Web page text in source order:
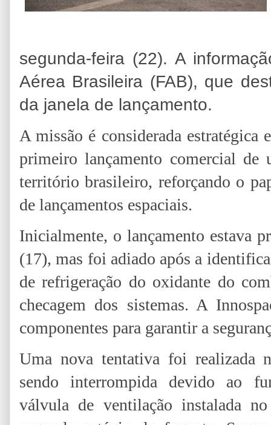
segunda-feira (22). A
Aérea Brasileira (FAB), que
da janela de lançamento.
A missão é considerada
primeiro lançamento comercial
território brasileiro, reforçando o
de lançamentos espaciais.
Inicialmente, o lançamento estava
(17), mas foi adiado após a
de refrigeração do oxidante do
checagem dos sistemas. A
componentes para garantir a
Uma nova tentativa foi realizada
sendo interrompida devido ao
válvula de ventilação instalada